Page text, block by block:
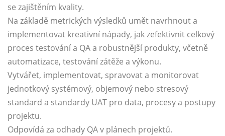
se zajištěním kvality.
Na základě metrických výsledků umět navrhnout a
implementovat kreativní nápady, jak zefektivnit celkový
proces testování a QA a robustnější produkty, včetně
automatizace, testování zátěže a výkonu.
Vytvářet, implementovat, spravovat a monitorovat
jednotkový systémový, objemový nebo stresový
standard a standardy UAT pro data, procesy a postupy
projektu.
Odpovídá za odhady QA v plánech projektů.